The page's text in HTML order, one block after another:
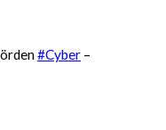
#Cyber –